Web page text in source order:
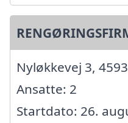
Nyløkkevej 3,
Ansatte: 2
Startdato: 26.